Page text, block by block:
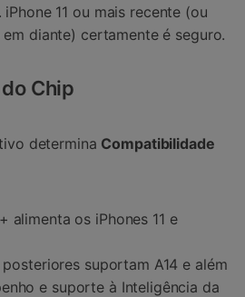
iPhone 11 ou mais recente (ou
em diante) certamente é seguro.
Chip
determina Compatibilidade
alimenta os iPhones 11 e
posteriores suportam A14 e além
e suporte à Inteligência da